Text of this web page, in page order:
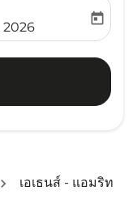
labelreturn-date-
2026
today
เอเธนส์ - แอมริท